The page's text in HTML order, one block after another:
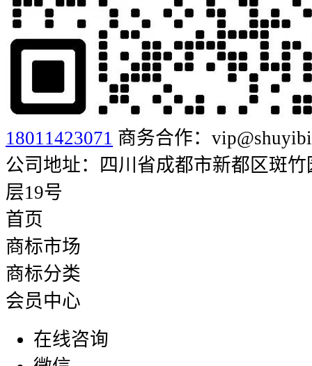
18011423071 商务合作：
公司地址：四川省成都市新都区斑
层19号
首页
商标市场
商标分类
会员中心
在线咨询